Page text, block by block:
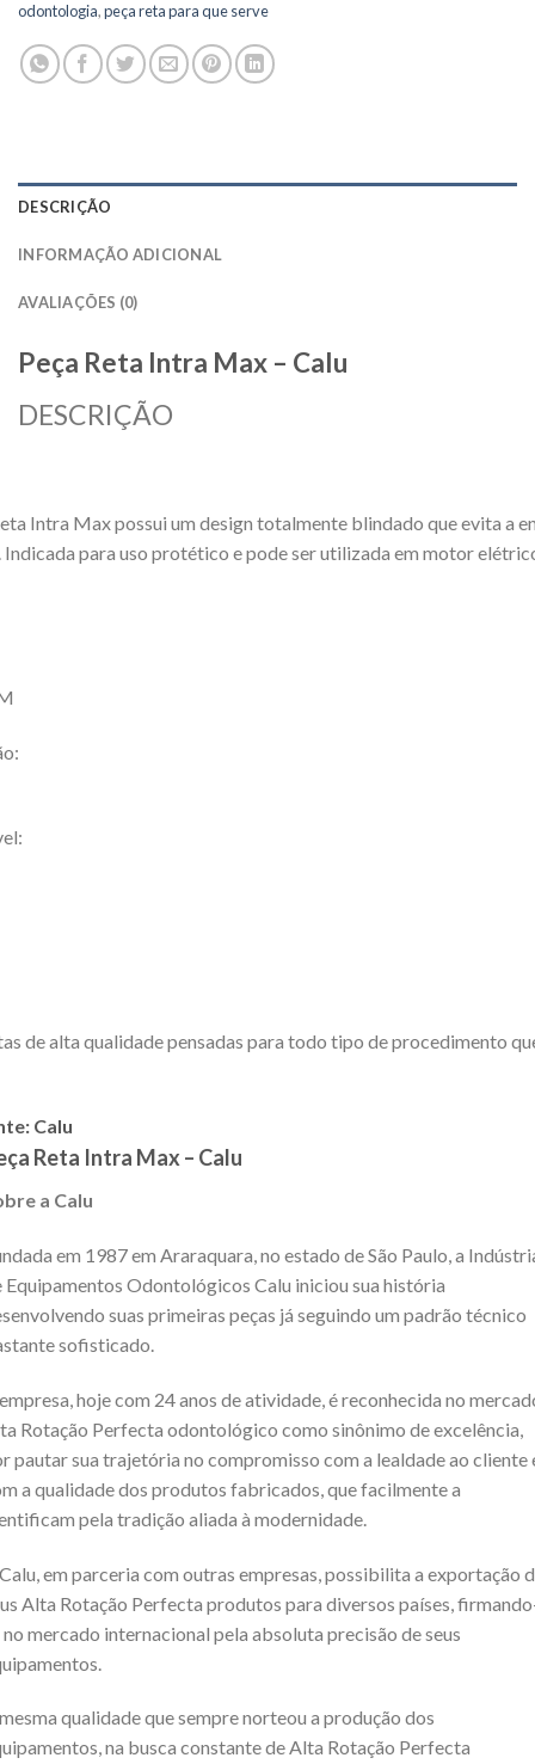
odontologia,peça reta para que serve
DESCRIÇÃO
INFORMAÇÃO ADICIONAL
AVALIAÇÕES (0)
Peça Reta Intra Max – Calu
DESCRIÇÃO
Intra Max possui um design totalmente blindado que evita a
Indicada para uso protético e pode ser utilizada em motor
de alta qualidade pensadas para todo tipo de procedimento
Calu
Reta Intra Max – Calu
a Calu
em 1987 em Araraquara, no estado de São Paulo, a
Equipamentos Odontológicos Calu iniciou sua história
suas primeiras peças já seguindo um padrão técnico
sofisticado.
hoje com 24 anos de atividade, é reconhecida no
Rotação Perfecta odontológico como sinônimo de excelência,
pautar sua trajetória no compromisso com a lealdade ao cliente
a qualidade dos produtos fabricados, que facilmente a
pela tradição aliada à modernidade.
em parceria com outras empresas, possibilita a exportação
Alta Rotação Perfecta produtos para diversos países,
no mercado internacional pela absoluta precisão de seus
qualidade que sempre norteou a produção dos
na busca constante de Alta Rotação Perfecta